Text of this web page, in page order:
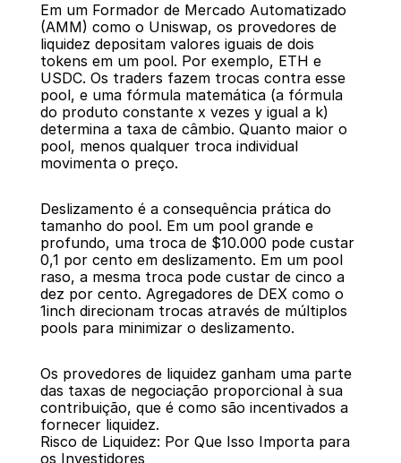
Em um Formador de Mercado Automatizado
(AMM) como o Uniswap, os provedores de
liquidez depositam valores iguais de dois
tokens em um pool. Por exemplo, ETH e
USDC. Os traders fazem trocas contra esse
pool, e uma fórmula matemática (a fórmula
do produto constante x vezes y igual a k)
determina a taxa de câmbio. Quanto maior o
pool, menos qualquer troca individual
movimenta o preço.
Deslizamento é a consequência prática do
tamanho do pool. Em um pool grande e
profundo, uma troca de $10.000 pode custar
0,1 por cento em deslizamento. Em um pool
raso, a mesma troca pode custar de cinco a
dez por cento. Agregadores de DEX como o
1inch direcionam trocas através de múltiplos
pools para minimizar o deslizamento.
Os provedores de liquidez ganham uma parte
das taxas de negociação proporcional à sua
contribuição, que é como são incentivados a
fornecer liquidez.
Risco de Liquidez: Por Que Isso Importa para
os Investidores